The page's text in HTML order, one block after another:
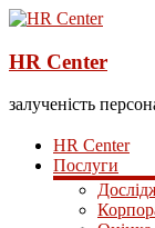
HR Center
залученість
HR Center
Послуги